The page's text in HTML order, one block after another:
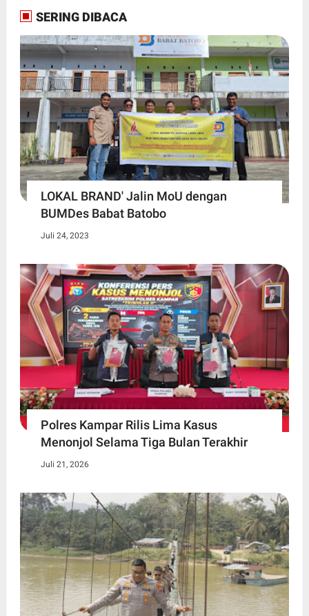
SERING DIBACA
LOKAL BRAND' Jalin MoU dengan
BUMDes Babat Batobo
Juli 24, 2023
Polres Kampar Rilis Lima Kasus
Menonjol Selama Tiga Bulan Terakhir
Juli 21, 2026